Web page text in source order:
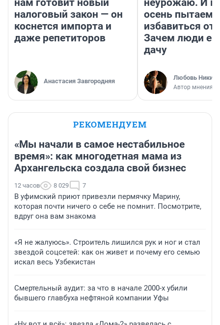
нам готовит новый
налоговый закон — он
коснется импорта и
даже репетиторов
Анастасия Завгородняя
неурожаю. И
осень
избавиться от
Зачем люди
дачу
Любовь
Автор мнения
РЕКОМЕНДУЕМ
«Мы начали в самое нестабильное
время»: как многодетная мама из
Архангельска создала свой бизнес
12 часов 8 029 7
В уфимский приют привезли пермячку Марину,
которая почти ничего о себе не помнит. Посмотрите,
вдруг она вам знакома
«Я не жалуюсь». Строитель лишился рук и ног и стал
звездой соцсетей: как он живет и почему его семью
искал весь Узбекистан
Смертельный аудит: за что в начале 2000-х убили
бывшего главбуха нефтяной компании Уфы